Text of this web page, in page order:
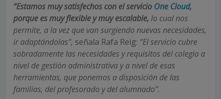
“Estamos muy satisfechos con el servicio One Cloud,
porque es muy flexible y muy escalable, lo cual nos
permite, a la vez que van surgiendo nuevas necesidades,
ir adaptándolas”, señala Rafa Reig: “El servicio cubre
sobradamente las necesidades y requisitos del colegio a
nivel de gestión administrativa y a nivel de esas
herramientas, que ponemos a disposición de las
familias, del profesorado y del alumnado”.